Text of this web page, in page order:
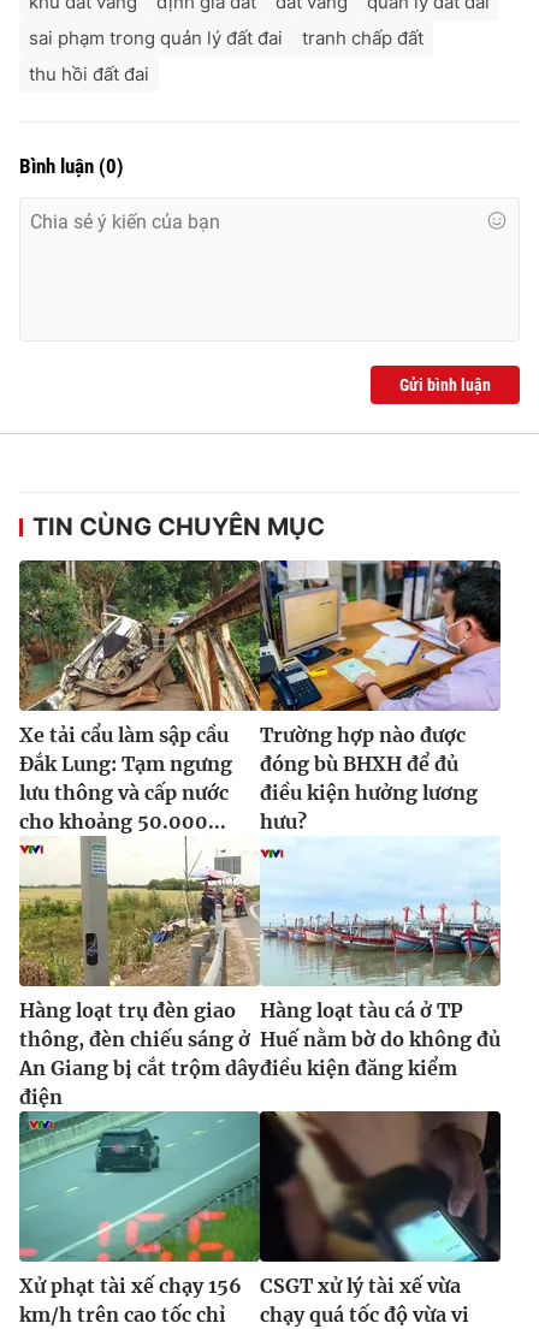
sai phạm trong quản lý đất đai
tranh chấp đất
thu hồi đất đai
Bình luận (0)
Gửi bình luận
TIN CÙNG CHUYÊN MỤC
Xe tải cẩu làm sập cầu
Đắk Lung: Tạm ngưng
lưu thông và cấp nước
cho khoảng 50.000...
Trường hợp nào được
đóng bù BHXH để đủ
điều kiện hưởng lương
hưu?
Hàng loạt trụ đèn giao
thông, đèn chiếu sáng ở
An Giang bị cắt trộm dây
điện
Hàng loạt tàu cá ở TP
Huế nằm bờ do không đủ
điều kiện đăng kiểm
Xử phạt tài xế chạy 156
km/h trên cao tốc chỉ
CSGT xử lý tài xế vừa
chạy quá tốc độ vừa vi